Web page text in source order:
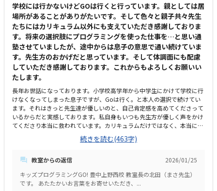
学校には行かないけどGOは行くと行っています。親としては居
場所があることがありがたいです。そして色々と親子共々先生
たちにはカリキュラム以外にも支えていただき感謝しておりま
す。将来の選択肢にプログラミングを使った仕事を…と思い通
塾させていましたが、途中からは息子の意思で通い続けていま
す。先生方のおかげだと思っています。そして体調面にも配慮
していただき感謝しております。これからもよろしくお願いい
たします。
長年お世話になっております。小学校高学年から中学生にかけて学校に行
けなくなってしまった息子ですが、Goは行く。と本人の選択で続けてい
ます。それはきっと先生達が優しいのと、自己肯定感を高めてくださって
いるからだと実感しております。私自身もいつも先生方が優しく声をかけ
てくださり本当に救われています。カリキュラムだけではなく、本当に寄
り添っていただいており、そういった所もオススメさせていただきたいで
す。定期的に資格取得に向けて案内していただけます。試験に向けて特別
ています。駐輪場も停めやすそうです。また車で送迎するときも近くにコ
でこの評価にさせていただきます。その日によって体調が悪くいけない日
もあるのですがチケット制にしていただきました。そういった配慮もとて
続きを読む(463字)
教室からの返信
2026/01/25
キッズプログラミングGO! 豊中上野西校 教室長の北田（まさ先生）
です。 あたたかいお言葉をお寄せいただき、...